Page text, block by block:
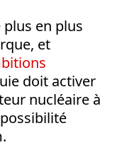
plus en plus
et
doit activer
nucléaire à